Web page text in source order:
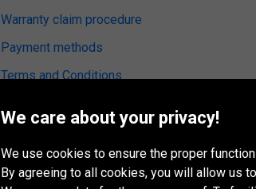
Warranty claim procedure
Payment methods
Terms and Conditions
Digital Accessibility
We care about your privacy!
We use cookies to ensure the proper
By agreeing to all cookies, you will allow us